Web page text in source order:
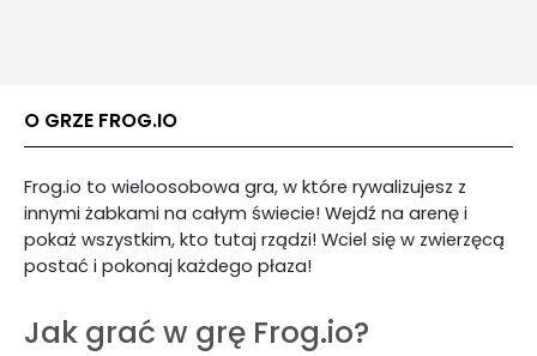
O GRZE FROG.IO
Frog.io to wieloosobowa gra, w które rywalizujesz z
innymi żabkami na całym świecie! Wejdź na arenę i
pokaż wszystkim, kto tutaj rządzi! Wciel się w zwierzęcą
postać i pokonaj każdego płaza!
Jak grać w grę Frog.io?